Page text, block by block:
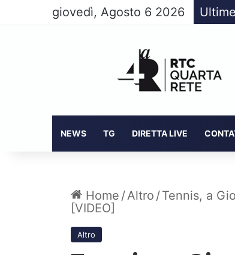
giovedì, Agosto 6 2026
NEWS TG DIRETTA LIVE
Home /Altro /Tennis, a
[VIDEO]
Altro